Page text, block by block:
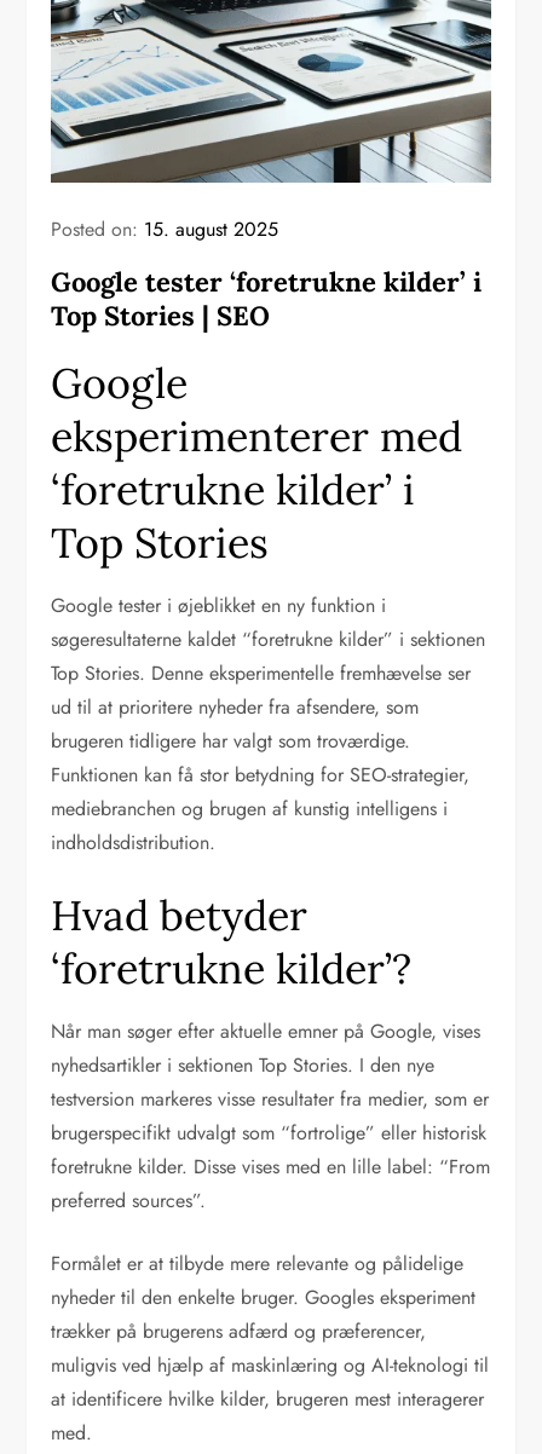
Posted on: 15. august 2025
Google tester ‘foretrukne kilder’ i
Top Stories | SEO
Google
eksperimenterer med
‘foretrukne kilder’ i
Top Stories
Google tester i øjeblikket en ny funktion i
søgeresultaterne kaldet “foretrukne kilder” i sektionen
Top Stories. Denne eksperimentelle fremhævelse ser
ud til at prioritere nyheder fra afsendere, som
brugeren tidligere har valgt som troværdige.
Funktionen kan få stor betydning for SEO-strategier,
mediebranchen og brugen af kunstig intelligens i
indholdsdistribution.
Hvad betyder
‘foretrukne kilder’?
Når man søger efter aktuelle emner på Google, vises
nyhedsartikler i sektionen Top Stories. I den nye
testversion markeres visse resultater fra medier, som er
brugerspecifikt udvalgt som “fortrolige” eller historisk
foretrukne kilder. Disse vises med en lille label: “From
preferred sources”.
Formålet er at tilbyde mere relevante og pålidelige
nyheder til den enkelte bruger. Googles eksperiment
trækker på brugerens adfærd og præferencer,
muligvis ved hjælp af maskinlæring og AI-teknologi til
at identificere hvilke kilder, brugeren mest interagerer
med.